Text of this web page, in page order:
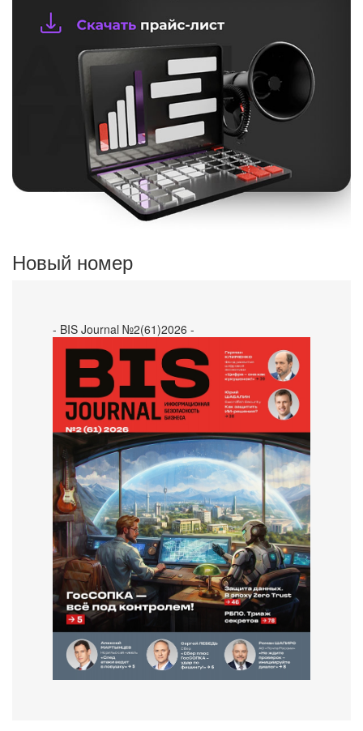
Новый номер
- BIS Journal №2(61)2026 -